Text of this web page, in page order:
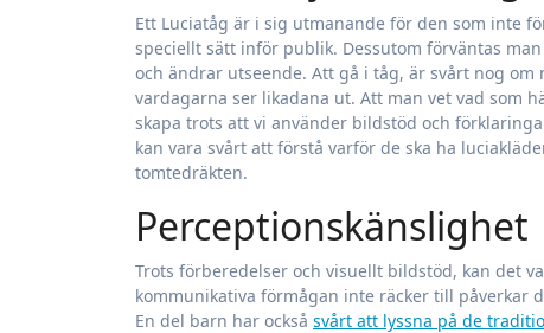
Ett Luciatåg är i sig utmanande för den som inte
speciellt sätt inför publik. Dessutom förväntas
och ändrar utseende. Att gå i tåg, är svårt nog
vardagarna ser likadana ut. Att man vet vad som
skapa trots att vi använder bildstöd och
kan vara svårt att förstå varför de ska ha
tomtedräkten.
Perceptionskänslighet
Trots förberedelser och visuellt bildstöd, kan det
kommunikativa förmågan inte räcker till påverkar
En del barn har också svårt att lyssna på de